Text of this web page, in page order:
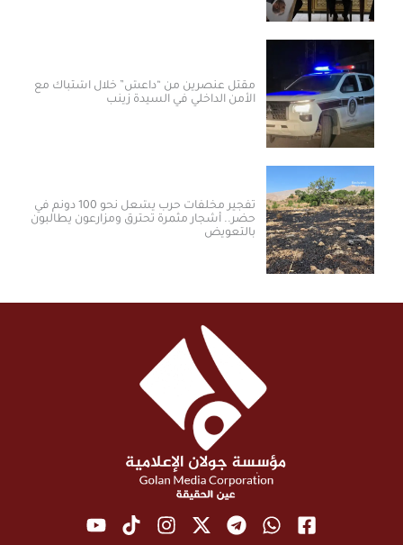
مقتل عنصرين من “داعش” خلال اشتباك مع
الأمن الداخلي في السيدة زينب
تفجير مخلفات حرب يشعل نحو 100 دونم في
حضر.. أشجار مثمرة تحترق ومزارعون يطالبون
بالتعويض